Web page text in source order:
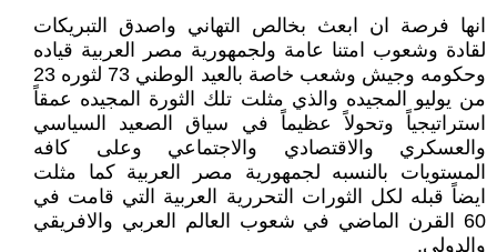
انها فرصة ان ابعث بخالص التهاني واصدق التبريكات
لقادة وشعوب امتنا عامة ولجمهورية مصر العربية قياده
وحكومه وجيش وشعب خاصة بالعيد الوطني 73 لثوره 23
من يوليو المجيده والذي مثلت تلك الثورة المجيده عمقاً
استراتيجياً وتحولاً عظيماً في سياق الصعيد السياسي
والعسكري والاقتصادي والاجتماعي وعلى كافه
المستويات بالنسبه لجمهورية مصر العربية كما مثلت
ايضاً قبله لكل الثورات التحررية العربية التي قامت في
60 القرن الماضي في شعوب العالم العربي والافريقي
والدولي.